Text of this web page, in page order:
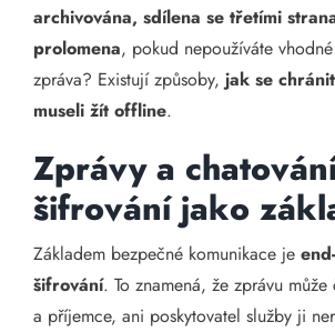
archivována, sdílena se třetími
prolomena, pokud nepoužíváte
zpráva? Existují způsoby, jak se
museli žít offline.
Zprávy a
šifrování jako
Základem bezpečné komunikace je
šifrování. To znamená, že zprávu
a příjemce, ani poskytovatel služby ji